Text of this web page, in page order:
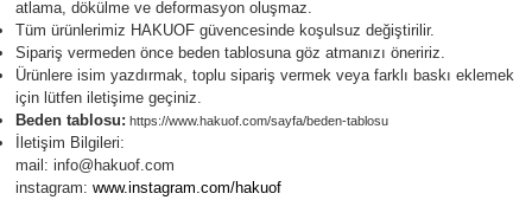
atlama, dökülme ve deformasyon oluşmaz.
Tüm ürünlerimiz HAKUOF güvencesinde koşulsuz değiştirilir.
Sipariş vermeden önce beden tablosuna göz atmanızı öneririz.
Ürünlere isim yazdırmak, toplu sipariş vermek veya farklı baskı eklemek
için lütfen iletişime geçiniz.
Beden tablosu: https://www.hakuof.com/sayfa/beden-tablosu
İletişim Bilgileri:
mail: info@hakuof.com
instagram: www.instagram.com/hakuof